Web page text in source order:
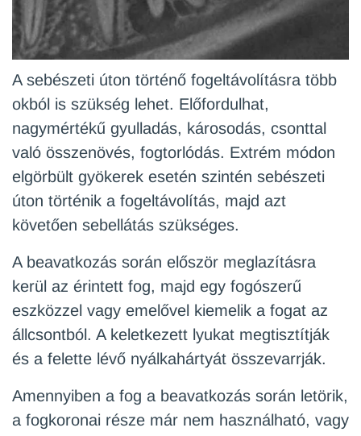
A sebészeti úton történő fogeltávolításra több
okból is szükség lehet. Előfordulhat,
nagymértékű gyulladás, károsodás, csonttal
való összenövés, fogtorlódás. Extrém módon
elgörbült gyökerek esetén szintén sebészeti
úton történik a fogeltávolítás, majd azt
követően sebellátás szükséges.
A beavatkozás során először meglazításra
kerül az érintett fog, majd egy fogószerű
eszközzel vagy emelővel kiemelik a fogat az
állcsontból. A keletkezett lyukat megtisztítják
és a felette lévő nyálkahártyát összevarrják.
Amennyiben a fog a beavatkozás során letörik,
a fogkoronai része már nem használható, vagy